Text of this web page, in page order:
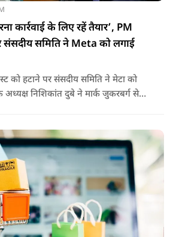
कार्रवाई के लिए रहें तैयार’, PM
संसदीय समिति ने Meta को लगाई
को हटाने पर संसदीय समिति ने मेटा को
निशिकांत दुबे ने मार्क जुकरबर्ग से